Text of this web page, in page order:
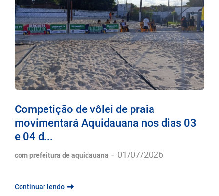
Competição de vôlei de praia
movimentará Aquidauana nos dias 03
e 04 d...
com prefeitura de aquidauana - 01/07/2026
Continuar lendo